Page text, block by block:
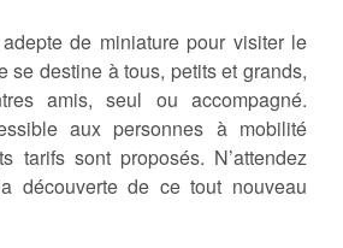
de miniature pour visiter le
se destine à tous, petits et grands,
amis, seul ou accompagné.
aux personnes à mobilité
tarifs sont proposés. N’attendez
découverte de ce tout nouveau